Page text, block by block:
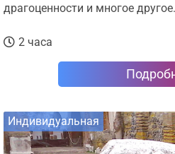
драгоценности и многое другое.
2 часа
Индивидуальная